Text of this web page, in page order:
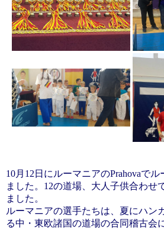
10月12日にルーマニアのPrahovaで
ました。12の道場、大人子供合わせ
ました。
ルーマニアの選手たちは、夏にハン
る中・東欧諸国の道場の合同稽古会